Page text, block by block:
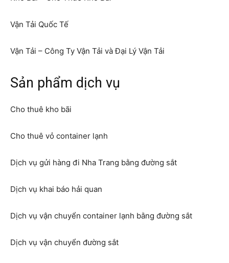
Vận Tải Quốc Tế
Vận Tải – Công Ty Vận Tải và Đại Lý Vận Tải
Sản phẩm dịch vụ
Cho thuê kho bãi
Cho thuê vỏ container lạnh
Dịch vụ gửi hàng đi Nha Trang bằng đường sắt
Dịch vụ khai báo hải quan
Dịch vụ vận chuyển container lạnh bằng đường sắt
Dịch vụ vận chuyển đường sắt